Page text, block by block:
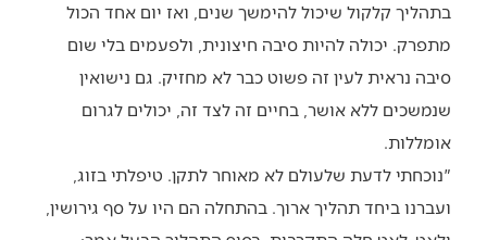
בתהליך קלקול שיכול להימשך שנים, ואז יום אחד הכול
מתפרק. יכולה להיות סיבה חיצונית, ולפעמים בלי שום
סיבה נראית לעין זה פשוט כבר לא מחזיק. גם נישואין
שנמשכים ללא אושר, בחיים זה לצד זה, יכולים לגרום
אומללות.
"נוכחתי לדעת שלעולם לא מאוחר לתקן. טיפלתי בזוג,
ועברנו ביחד תהליך ארוך. בהתחלה הם היו על סף גירושין,